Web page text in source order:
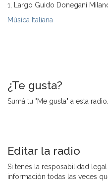
1, Largo Guido Donegani
Música Italiana
¿Te gusta?
Sumá tu "Me gusta" a esta radio.
Editar la radio
Si tenés la resposabilidad
información todas las veces